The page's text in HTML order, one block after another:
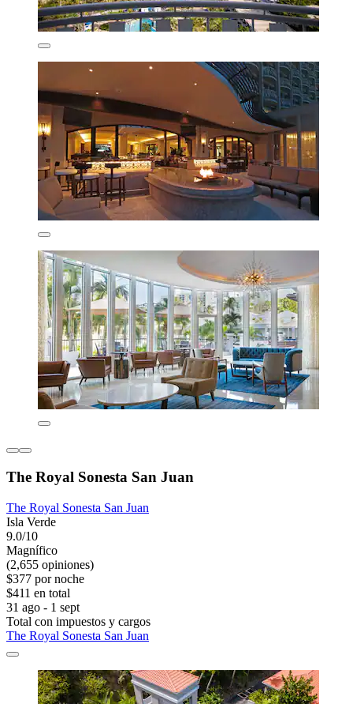
The Royal Sonesta San Juan
The Royal Sonesta San Juan
Isla Verde
9.0/10
Magnífico
(2,655 opiniones)
$377 por noche
$411 en total
31 ago - 1 sept
Total con impuestos y cargos
The Royal Sonesta San Juan